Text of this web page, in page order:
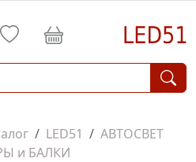
LED51
АВТОСВЕТ
и БАЛКИ